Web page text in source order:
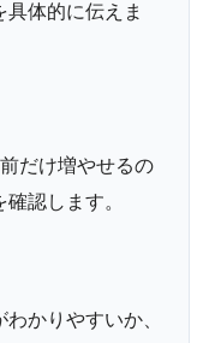
具体的に伝えま
だけ増やせるの
認します。
かりやすいか、